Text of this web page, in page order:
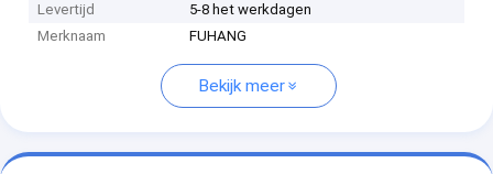
Levertijd
5-8 het werkdagen
Merknaam
FUHANG
Bekijk meer